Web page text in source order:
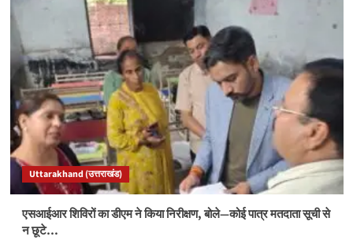
Uttarakhand (उत्तराखंड)
एसआईआर शिविरों का डीएम ने किया निरीक्षण, बोले—कोई पात्र मतदाता सूची से
न छूटे…